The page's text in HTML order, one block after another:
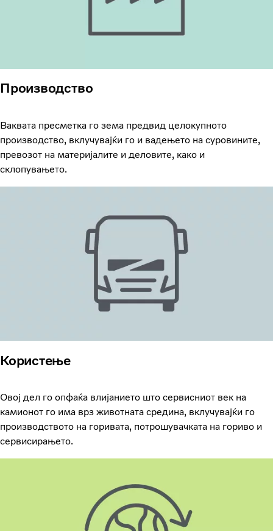
Производство
Ваквата пресметка го зема предвид целокупното
производство, вклучувајќи го и вадењето на суровините,
превозот на материјалите и деловите, како и
склопувањето.
Користење
Овој дел го опфаќа влијанието што сервисниот век на
камионот го има врз животната средина, вклучувајќи го
производството на горивата, потрошувачката на гориво и
сервисирањето.